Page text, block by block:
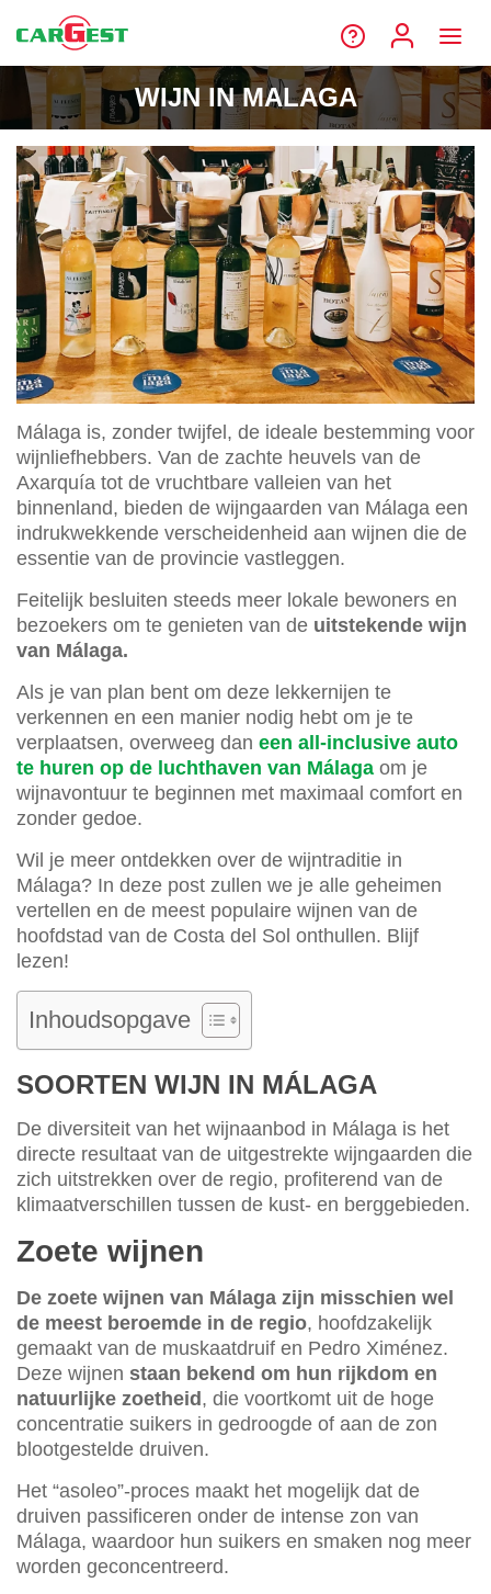
WIJN IN MALAGA
Málaga is, zonder twijfel, de ideale bestemming voor
wijnliefhebbers. Van de zachte heuvels van de
Axarquía tot de vruchtbare valleien van het
binnenland, bieden de wijngaarden van Málaga een
indrukwekkende verscheidenheid aan wijnen die de
essentie van de provincie vastleggen.
Feitelijk besluiten steeds meer lokale bewoners en
bezoekers om te genieten van de uitstekende wijn
van Málaga.
Als je van plan bent om deze lekkernijen te
verkennen en een manier nodig hebt om je te
verplaatsen, overweeg dan een all-inclusive auto
te huren op de luchthaven van Málaga om je
wijnavontuur te beginnen met maximaal comfort en
zonder gedoe.
Wil je meer ontdekken over de wijntraditie in
Málaga? In deze post zullen we je alle geheimen
vertellen en de meest populaire wijnen van de
hoofdstad van de Costa del Sol onthullen. Blijf
lezen!
Inhoudsopgave
SOORTEN WIJN IN MÁLAGA
De diversiteit van het wijnaanbod in Málaga is het
directe resultaat van de uitgestrekte wijngaarden die
zich uitstrekken over de regio, profiterend van de
klimaatverschillen tussen de kust- en berggebieden.
Zoete wijnen
De zoete wijnen van Málaga zijn misschien wel
de meest beroemde in de regio, hoofdzakelijk
gemaakt van de muskaatdruif en Pedro Ximénez.
Deze wijnen staan bekend om hun rijkdom en
natuurlijke zoetheid , die voortkomt uit de hoge
concentratie suikers in gedroogde of aan de zon
blootgestelde druiven.
Het “asoleo”-proces maakt het mogelijk dat de
druiven passificeren onder de intense zon van
Málaga, waardoor hun suikers en smaken nog meer
worden geconcentreerd.